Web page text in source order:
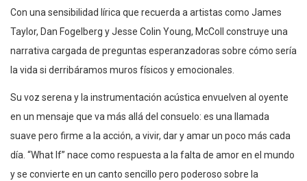
Con una sensibilidad lírica que recuerda a artistas como James
Taylor, Dan Fogelberg y Jesse Colin Young, McColl construye una
narrativa cargada de preguntas esperanzadoras sobre cómo sería
la vida si derribáramos muros físicos y emocionales.
Su voz serena y la instrumentación acústica envuelven al oyente
en un mensaje que va más allá del consuelo: es una llamada
suave pero firme a la acción, a vivir, dar y amar un poco más cada
día. “What If” nace como respuesta a la falta de amor en el mundo
y se convierte en un canto sencillo pero poderoso sobre la